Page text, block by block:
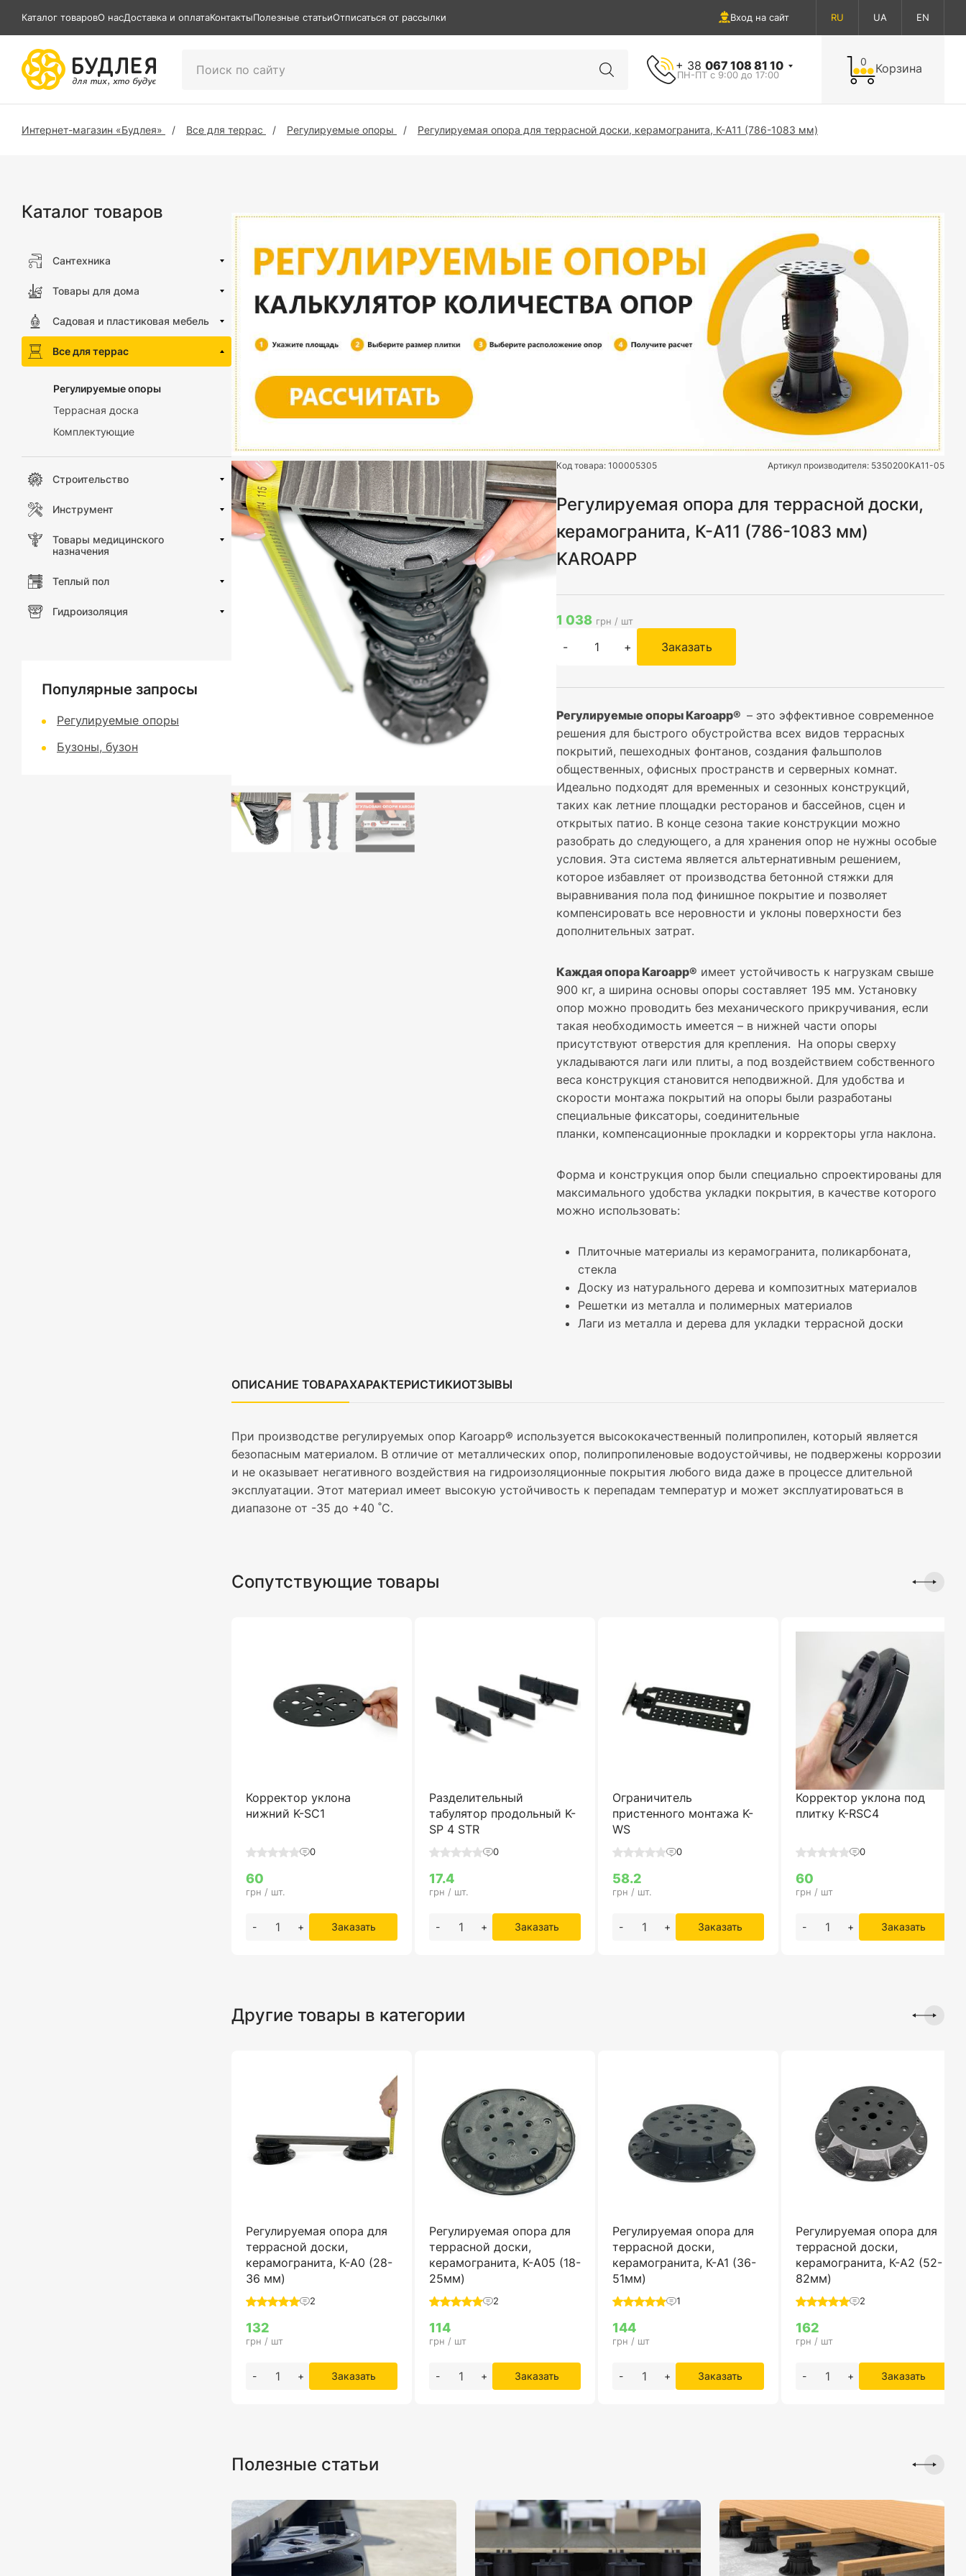
Каталог товаровО насДоставка и оплатаКонтактыПолезные статьиОтписаться от рассылки Вход на сайт RU UA EN
+ 38 067 108 81 10
ПН-ПТ с 9:00 до 17:00
0 Корзина
Интернет-магазин «Будлея» Все для террас Регулируемые опоры Регулируемая опора для террасной доски, керамогранита, К-А11 (786-1083 мм)
Каталог товаров
Сантехника
Товары для дома
Садовая и пластиковая мебель
Все для террас
Регулируемые опоры
Террасная доска
Комплектующие
Строительство
Инструмент
Товары медицинского
назначения
Теплый пол
Гидроизоляция
Популярные запросы
Регулируемые опоры
Бузоны, бузон
Код товара:100005305 Артикул производителя: 5350200KA11-05
Регулируемая опора для террасной доски,
керамогранита, К-А11 (786-1083 мм)
KAROAPP
1 038 грн / шт
- + Заказать
Регулируемые опоры Karoapp® – это эффективное современное
решения для быстрого обустройства всех видов террасных
покрытий, пешеходных фонтанов, создания фальшполов
общественных, офисных пространств и серверных комнат.
Идеально подходят для временных и сезонных конструкций,
таких как летние площадки ресторанов и бассейнов, сцен и
открытых патио. В конце сезона такие конструкции можно
разобрать до следующего, а для хранения опор не нужны особые
условия. Эта система является альтернативным решением,
которое избавляет от производства бетонной стяжки для
выравнивания пола под финишное покрытие и позволяет
компенсировать все неровности и уклоны поверхности без
дополнительных затрат.
Каждая опора Karoapp® имеет устойчивость к нагрузкам свыше
900 кг, а ширина основы опоры составляет 195 мм. Установку
опор можно проводить без механического прикручивания, если
такая необходимость имеется – в нижней части опоры
присутствуют отверстия для крепления. На опоры сверху
укладываются лаги или плиты, а под воздействием собственного
веса конструкция становится неподвижной. Для удобства и
скорости монтажа покрытий на опоры были разработаны
специальные фиксаторы, соединительные
планки, компенсационные прокладки и корректоры угла наклона.
Форма и конструкция опор были специально спроектированы для
максимального удобства укладки покрытия, в качестве которого
можно использовать:
Плиточные материалы из керамогранита, поликарбоната,
стекла
Доску из натурального дерева и композитных материалов
Решетки из металла и полимерных материалов
Лаги из металла и дерева для укладки террасной доски
ОПИСАНИЕ ТОВАРАХАРАКТЕРИСТИКИОТЗЫВЫ
При производстве регулируемых опор Karoapp® используется высококачественный полипропилен, который является
безопасным материалом. В отличие от металлических опор, полипропиленовые водоустойчивы, не подвержены коррозии
и не оказывает негативного воздействия на гидроизоляционные покрытия любого вида даже в процессе длительной
эксплуатации. Этот материал имеет высокую устойчивость к перепадам температур и может эксплуатироваться в
диапазоне от -35 до +40 ˚С.
Сопутствующие товары
Корректор уклона
нижний K-SC1
0
60
грн / шт.
- + Заказать
Разделительный
табулятор продольный K-
SP 4 STR
0
17.4
грн / шт.
- + Заказать
Ограничитель
пристенного монтажа K-
WS
0
58.2
грн / шт.
- + Заказать
Корректор уклона под
плитку K-RSC4
0
60
грн / шт
- + Заказать
Другие товары в категории
Регулируемая опора для
террасной доски,
керамогранита, К-А0 (28-
36 мм)
2
132
грн / шт
- + Заказать
Регулируемая опора для
террасной доски,
керамогранита, К-А05 (18-
25мм)
2
114
грн / шт
- + Заказать
Регулируемая опора для
террасной доски,
керамогранита, К-А1 (36-
51мм)
1
144
грн / шт
- + Заказать
Регулируемая опора для
террасной доски,
керамогранита, К-А2 (52-
82мм)
2
162
грн / шт
- + Заказать
Полезные статьи